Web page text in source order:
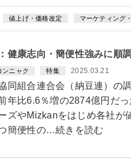
値上げ・価格改定 マーケティング
健康志向・簡便性強みに順
ンニャク 特集 2025.03.21
同組合連合会（納豆連）の
年比6.6％増の2874億円だ
ズやMizkanをはじめ各社が
簡便性の…続きを読む